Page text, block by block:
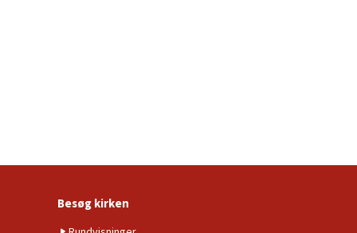
Besøg kirken